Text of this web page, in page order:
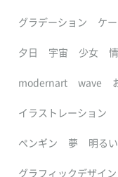
グラデーション ケ
夕日 宇宙 少女
modernart wave
イラストレーション
ペンギン 夢 明るい
グラフィックデザイン